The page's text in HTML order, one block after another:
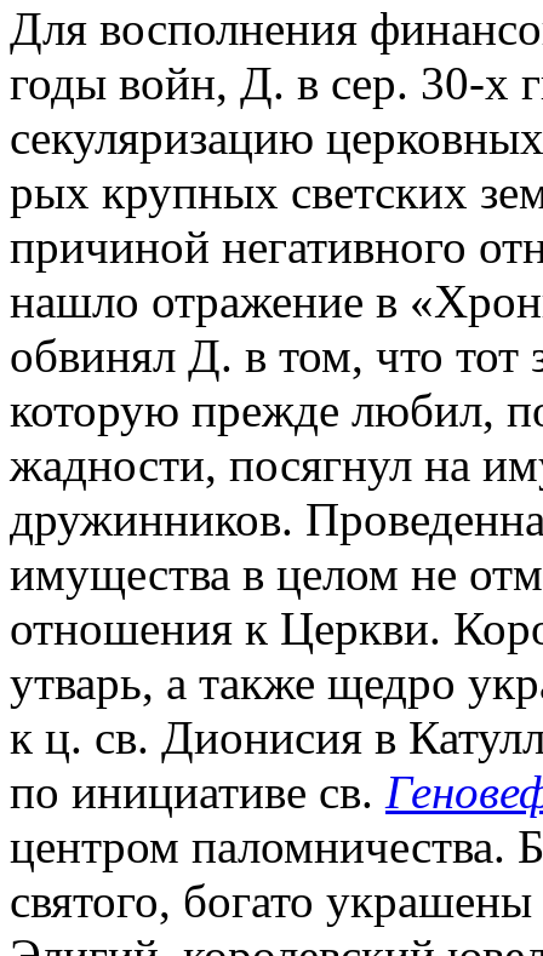
Для восполнения
годы войн, Д. в сер. 30-х
секуляризацию
рых крупных светских
причиной негативного
нашло отражение в
обвинял Д. в том, что тот
которую прежде любил,
жадности, посягнул на
дружинников.
имущества в целом не
отношения к Церкви.
утварь, а также щедро
к ц. св. Дионисия в
по инициативе св.
центром паломничества.
святого, богато